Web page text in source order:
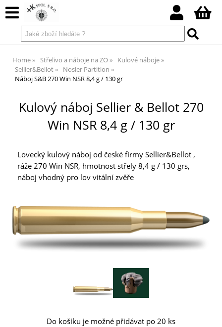
Home Střelivo a náboje na ZO
Kulové náboje
Sellier&Bellot
Nosler Partition
Náboj S&B 270 Win NSR 8,4 g / 130 gr
Kulový náboj Sellier & Bellot 270
Win NSR 8,4 g / 130 gr
Lovecký kulový náboj od české firmy Sellier&Bellot ,
ráže 270 Win NSR, hmotnost střely 8,4 g / 130 grs,
náboj vhodný pro lov vitální zvěře
Do košíku je možné přidávat po 20 ks